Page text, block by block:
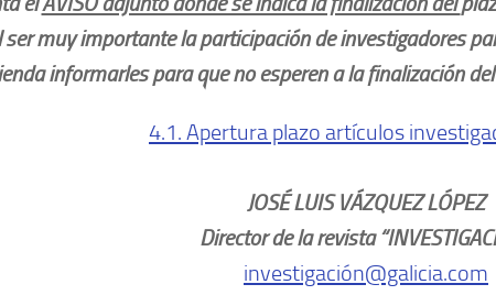
muy importante la participación de investigadores
informarles para que no esperen a la finalización
4.1. Apertura plazo artículos
JOSÉ LUIS VÁZQUEZ LÓPEZ
Director de la revista
investigación@galicia.com